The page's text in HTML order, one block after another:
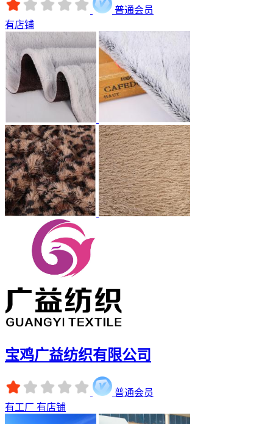
普通会员
有店铺
宝鸡广益纺织有限公司
普通会员
有工厂 有店铺